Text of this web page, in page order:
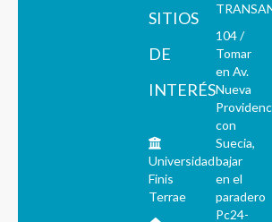
SITIOS
DE
INTERÉS
Universidad
Finis
Terrae
104 /
Tomar
en Av.
Nueva
con
Suecia,
bajar
en el
paradero
Pc24-